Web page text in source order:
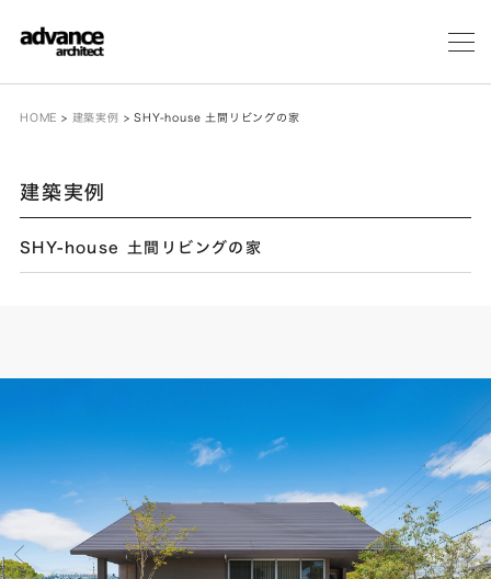
メ
HOME > 建築実例 >SHY-house 土間リビングの家
建築実例
SHY-house 土間リビングの家